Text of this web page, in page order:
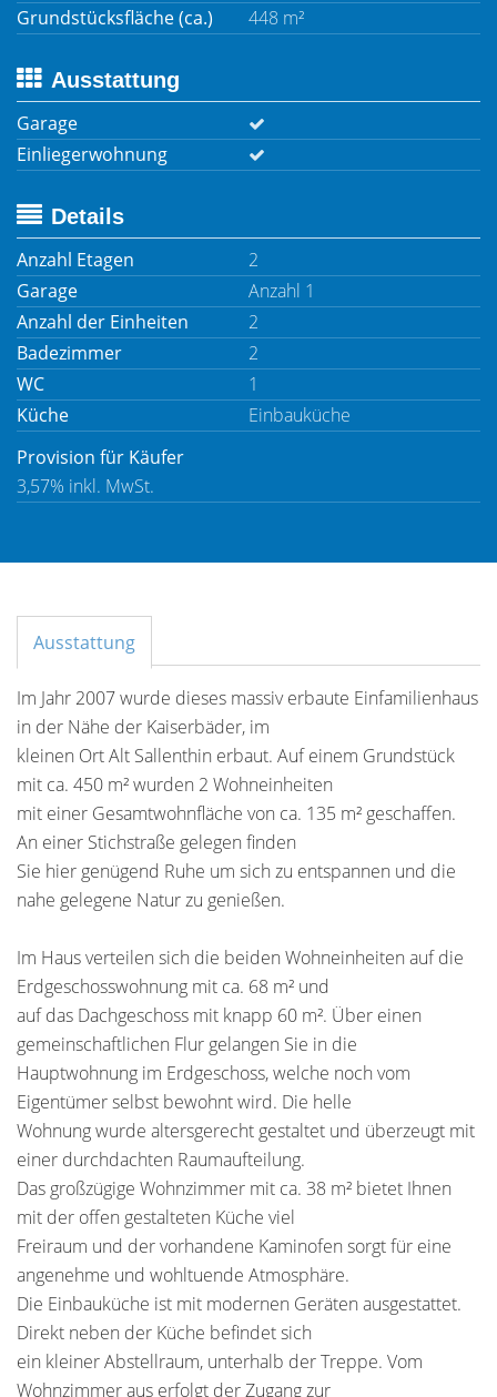
Grundstücksfläche (ca.)
448 m²
Ausstattung
Garage
Einliegerwohnung
Details
Anzahl Etagen
2
Garage
Anzahl 1
Anzahl der Einheiten
2
Badezimmer
2
WC
1
Küche
Einbauküche
Provision für Käufer
3,57% inkl. MwSt.
Ausstattung
Im Jahr 2007 wurde dieses massiv erbaute Einfamilienhaus
in der Nähe der Kaiserbäder, im
kleinen Ort Alt Sallenthin erbaut. Auf einem Grundstück
mit ca. 450 m² wurden 2 Wohneinheiten
mit einer Gesamtwohnfläche von ca. 135 m² geschaffen.
An einer Stichstraße gelegen finden
Sie hier genügend Ruhe um sich zu entspannen und die
nahe gelegene Natur zu genießen.
Im Haus verteilen sich die beiden Wohneinheiten auf die
Erdgeschosswohnung mit ca. 68 m² und
auf das Dachgeschoss mit knapp 60 m². Über einen
gemeinschaftlichen Flur gelangen Sie in die
Hauptwohnung im Erdgeschoss, welche noch vom
Eigentümer selbst bewohnt wird. Die helle
Wohnung wurde altersgerecht gestaltet und überzeugt mit
einer durchdachten Raumaufteilung.
Das großzügige Wohnzimmer mit ca. 38 m² bietet Ihnen
mit der offen gestalteten Küche viel
Freiraum und der vorhandene Kaminofen sorgt für eine
angenehme und wohltuende Atmosphäre.
Die Einbauküche ist mit modernen Geräten ausgestattet.
Direkt neben der Küche befindet sich
ein kleiner Abstellraum, unterhalb der Treppe. Vom
Wohnzimmer aus erfolgt der Zugang zur